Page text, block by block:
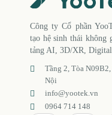
Công ty Cổ phần
tạo hệ sinh thái không
tảng AI, 3D/XR,
Tầng 2, Tòa
Nội
info@yootek.vn
0964 714 148